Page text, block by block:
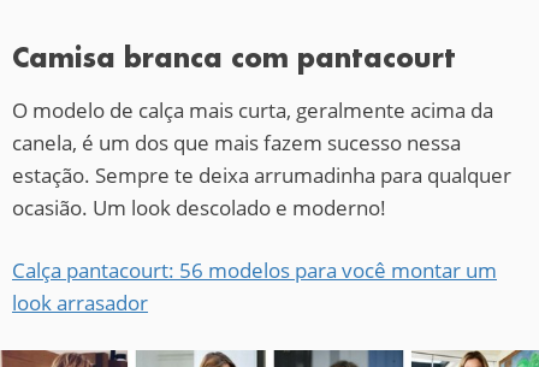
Camisa branca com pantacourt
O modelo de calça mais curta, geralmente acima da
canela, é um dos que mais fazem sucesso nessa
estação. Sempre te deixa arrumadinha para qualquer
ocasião. Um look descolado e moderno!
Calça pantacourt: 56 modelos para você montar um
look arrasador